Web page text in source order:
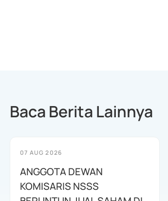
Baca Berita Lainnya
07 AUG 2026
ANGGOTA DEWAN
KOMISARIS NSSS